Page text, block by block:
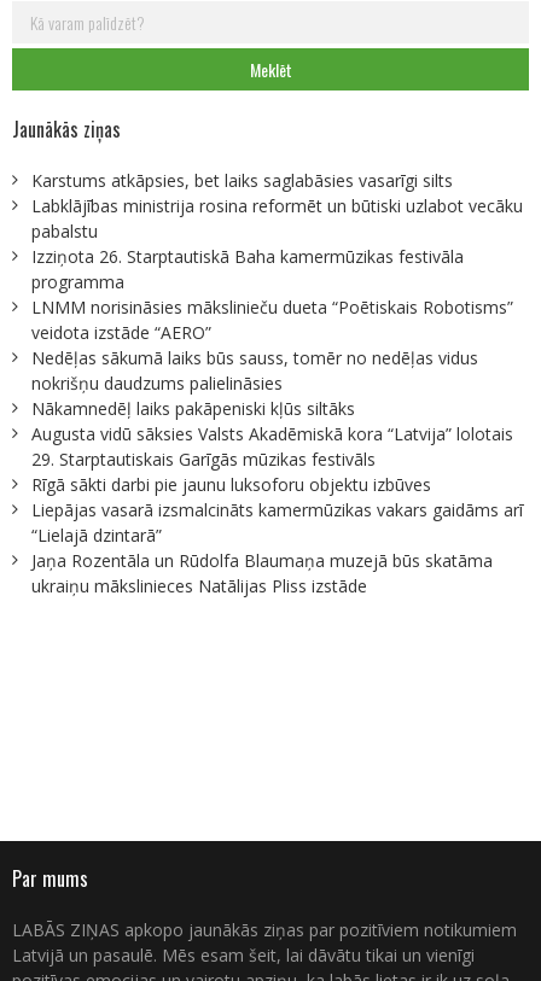
Meklēt:
Jaunākās ziņas
Karstums atkāpsies, bet laiks saglabāsies vasarīgi silts
Labklājības ministrija rosina reformēt un būtiski uzlabot vecāku
pabalstu
Izziņota 26. Starptautiskā Baha kamermūzikas festivāla
programma
LNMM norisināsies mākslinieču dueta “Poētiskais Robotisms”
veidota izstāde “AERO”
Nedēļas sākumā laiks būs sauss, tomēr no nedēļas vidus
nokrišņu daudzums palielināsies
Nākamnedēļ laiks pakāpeniski kļūs siltāks
Augusta vidū sāksies Valsts Akadēmiskā kora “Latvija” lolotais
29. Starptautiskais Garīgās mūzikas festivāls
Rīgā sākti darbi pie jaunu luksoforu objektu izbūves
Liepājas vasarā izsmalcināts kamermūzikas vakars gaidāms arī
“Lielajā dzintarā”
Jaņa Rozentāla un Rūdolfa Blaumaņa muzejā būs skatāma
ukraiņu mākslinieces Natālijas Pliss izstāde
Par mums
LABĀS ZIŅAS apkopo jaunākās ziņas par pozitīviem notikumiem
Latvijā un pasaulē. Mēs esam šeit, lai dāvātu tikai un vienīgi